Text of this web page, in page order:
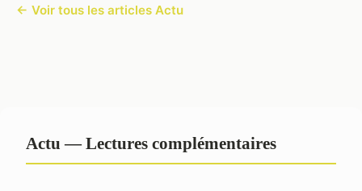
← Voir tous les articles Actu
Actu — Lectures complémentaires